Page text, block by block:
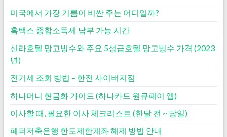
미국에서 가장 기름이 비싼 주는 어디일까?
홈택스 종합소득세 납부 가능 시간
신라호텔 망고빙수와 주요 5성급호텔 망고빙수 가격 (2023
년)
전기세 조회 방법 – 한전 사이버지점
하나머니 현금화 가이드 (하나카드 원큐페이 앱)
이사할 때, 필요한 이사 체크리스트 (한달 전 ~ 당일)
페퍼저축은행 한도제한계좌 해제 방법 안내